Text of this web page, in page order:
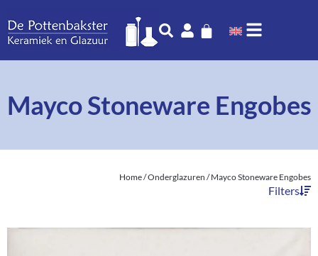
Mayco Stoneware Engobes
Home/Onderglazuren / Mayco Stoneware Engobes
Filters